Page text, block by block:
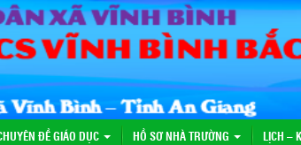
ĐỀ GIÁO DỤC HỒ SƠ NHÀ TRƯỜNG LỊCH –